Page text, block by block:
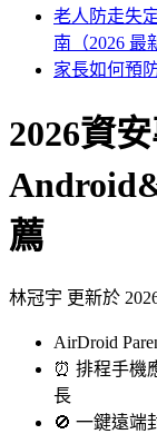
老人防走失
南（2026 最
家長如何預
2026資
薦
林冠宇 更新於
AirDroid
⏰ 排程手機
長
🚫 一鍵遠端